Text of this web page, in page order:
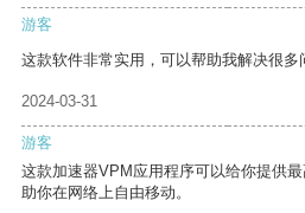
游客
这款软件非常实用，可以帮助我解决很多
2024-03-31
游客
这款加速器VPM应用程序可以给你提供
助你在网络上自由移动。